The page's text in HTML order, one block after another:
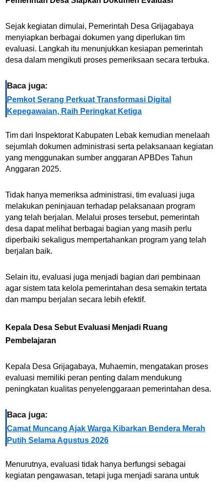
Sejak kegiatan dimulai, Pemerintah Desa Grijagabaya
menyiapkan berbagai dokumen yang diperlukan tim
evaluasi. Langkah itu menunjukkan kesiapan pemerintah
desa dalam mengikuti proses pemeriksaan secara terbuka.
Baca juga:
Pemkot Serang Perkuat Transformasi Digital
Kepegawaian, Raih Peringkat Ketiga
Tim dari Inspektorat Kabupaten Lebak kemudian menelaah
sejumlah dokumen administrasi serta pelaksanaan kegiatan
yang menggunakan sumber anggaran APBDes Tahun
Anggaran 2025.
Tidak hanya memeriksa administrasi, tim evaluasi juga
melakukan peninjauan terhadap pelaksanaan program
yang telah berjalan. Melalui proses tersebut, pemerintah
desa dapat melihat berbagai bagian yang masih perlu
diperbaiki sekaligus mempertahankan program yang telah
berjalan baik.
Selain itu, evaluasi juga menjadi bagian dari pembinaan
agar sistem tata kelola pemerintahan desa semakin tertata
dan mampu berjalan secara lebih efektif.
Kepala Desa Sebut Evaluasi Menjadi Ruang
Pembelajaran
Kepala Desa Grijagabaya, Muhaemin, mengatakan proses
evaluasi memiliki peran penting dalam mendukung
peningkatan kualitas penyelenggaraan pemerintahan desa.
Baca juga:
Camat Muncang Ajak Warga Kibarkan Bendera Merah
Putih Selama Agustus 2026
Menurutnya, evaluasi tidak hanya berfungsi sebagai
kegiatan pengawasan, tetapi juga menjadi sarana untuk